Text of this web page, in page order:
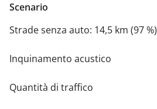
Scenario
Strade senza auto: 14,5 km (97 %)
Inquinamento acustico
Quantità di traffico